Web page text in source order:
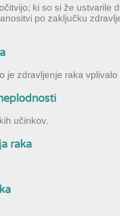
ki so si že ustvarile
po zaključku
je zdravljenje raka
učinkov.
raka